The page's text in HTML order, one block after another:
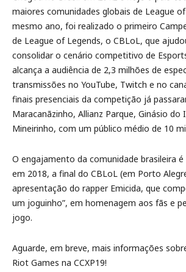
maiores comunidades globais de League
mesmo ano, foi realizado o primeiro
de League of Legends, o CBLoL, que
consolidar o cenário competitivo de
alcança a audiência de 2,3 milhões de
transmissões no YouTube, Twitch e no
finais presenciais da competição já
Maracanãzinho, Allianz Parque, Ginásio do
Mineirinho, com um público médio de 10
O engajamento da comunidade brasileira
em 2018, a final do CBLoL (em Porto
apresentação do rapper Emicida, que
um joguinho”, em homenagem aos fãs e
jogo.
Aguarde, em breve, mais informações
Riot Games na CCXP19!